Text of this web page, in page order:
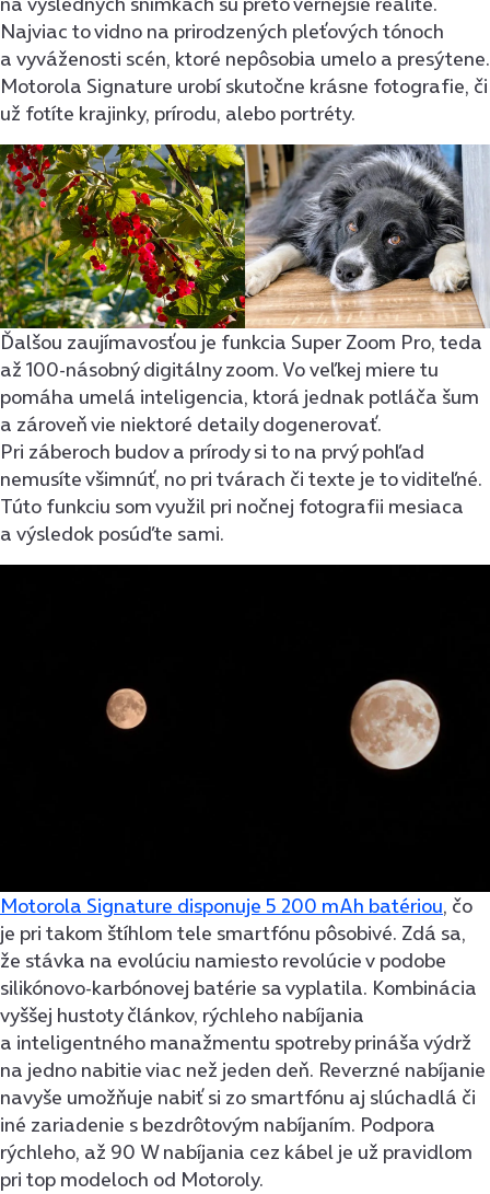
Najviac to vidno na prirodzených pleťových tónoch
a vyváženosti scén, ktoré nepôsobia umelo a presýtene.
Motorola Signature urobí skutočne krásne fotografie, či
už fotíte krajinky, prírodu, alebo portréty.
Ďalšou zaujímavosťou je funkcia Super Zoom Pro, teda
až 100-násobný digitálny zoom. Vo veľkej miere tu
pomáha umelá inteligencia, ktorá jednak potláča šum
a zároveň vie niektoré detaily dogenerovať.
Pri záberoch budov a prírody si to na prvý pohľad
nemusíte všimnúť, no pri tvárach či texte je to viditeľné.
Túto funkciu som využil pri nočnej fotografii mesiaca
a výsledok posúďte sami.
Motorola Signature disponuje 5 200 mAh batériou, čo
je pri takom štíhlom tele smartfónu pôsobivé. Zdá sa,
že stávka na evolúciu namiesto revolúcie v podobe
silikónovo-karbónovej batérie sa vyplatila. Kombinácia
vyššej hustoty článkov, rýchleho nabíjania
a inteligentného manažmentu spotreby prináša výdrž
na jedno nabitie viac než jeden deň. Reverzné nabíjanie
navyše umožňuje nabiť si zo smartfónu aj slúchadlá či
iné zariadenie s bezdrôtovým nabíjaním. Podpora
rýchleho, až 90 W nabíjania cez kábel je už pravidlom
pri top modeloch od Motoroly.